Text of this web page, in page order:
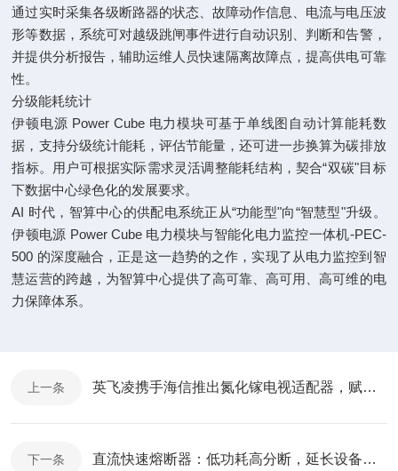
通过实时采集各级断路器的状态、故障动作信息、电流与电压波
形等数据，系统可对越级跳闸事件进行自动识别、判断和告警，
并提供分析报告，辅助运维人员快速隔离故障点，提高供电可靠
性。
分级能耗统计
伊顿电源 Power Cube 电力模块可基于单线图自动计算能耗数
据，支持分级统计能耗，评估节能量，还可进一步换算为碳排放
指标。用户可根据实际需求灵活调整能耗结构，契合“双碳"目标
下数据中心绿色化的发展要求。
AI 时代，智算中心的供配电系统正从“功能型"向“智慧型"升级。
伊顿电源 Power Cube 电力模块与智能化电力监控一体机-PEC-
500 的深度融合，正是这一趋势的之作，实现了从电力监控到智
慧运营的跨越，为智算中心提供了高可靠、高可用、高可维的电
力保障体系。
上一条 英飞凌携手海信推出氮化镓电视适配器，赋能高效节能新体验
下一条 直流快速熔断器：低功耗高分断，延长设备使用寿命